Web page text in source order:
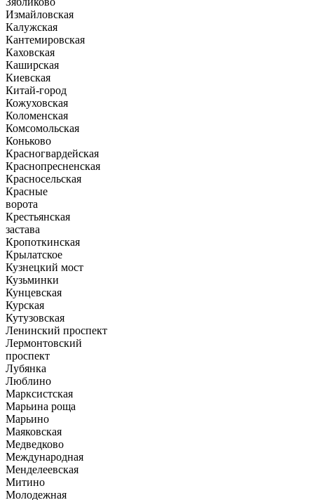
Измайловская
Калужская
Кантемировская
Каховская
Каширская
Киевская
Китай-город
Кожуховская
Коломенская
Комсомольская
Коньково
Красногвардейская
Краснопресненская
Красносельская
Красные
ворота
Крестьянская
застава
Кропоткинская
Крылатское
Кузнецкий мост
Кузьминки
Кунцевская
Курская
Кутузовская
Ленинский проспект
Лермонтовский
проспект
Лубянка
Люблино
Марксистская
Марьина роща
Марьино
Маяковская
Медведково
Международная
Менделеевская
Митино
Молодежная